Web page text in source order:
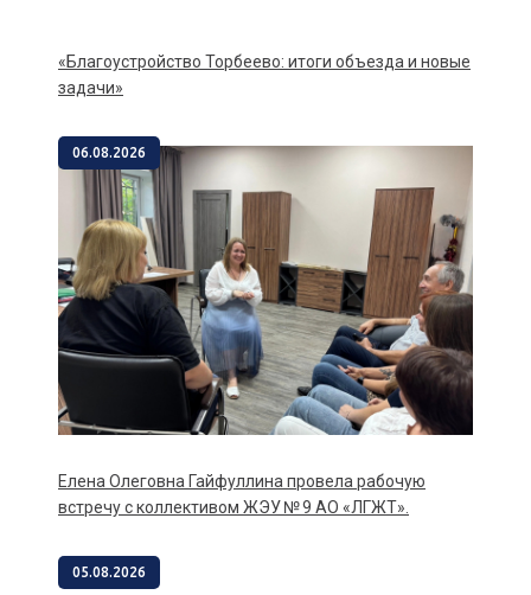
«Благоустройство Торбеево: итоги объезда и новые
задачи»
06.08.2026
Елена Олеговна Гайфуллина провела рабочую
встречу с коллективом ЖЭУ № 9 АО «ЛГЖТ».
05.08.2026